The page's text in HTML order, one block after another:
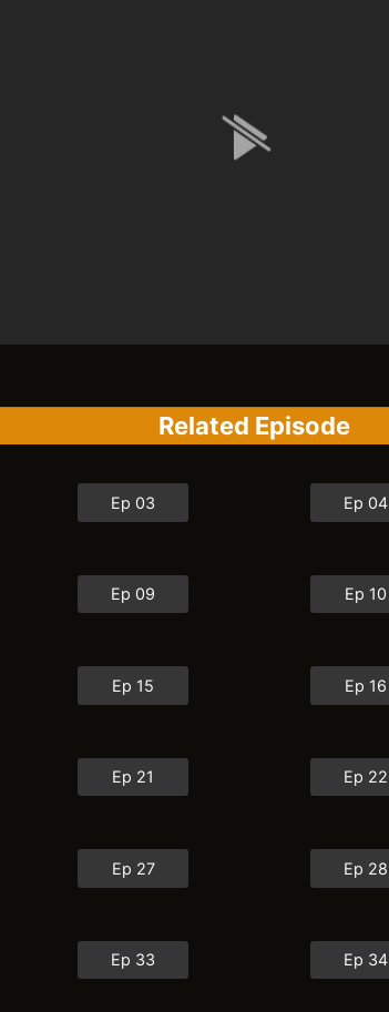
Related Episode
Ep 03 Ep 04
Ep 09 Ep 10
Ep 15 Ep 16
Ep 21 Ep 22
Ep 27 Ep 28
Ep 33 Ep 34